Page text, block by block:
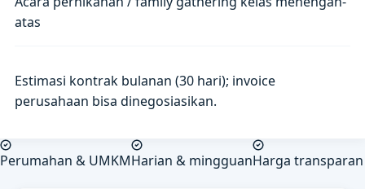
atas
Estimasi kontrak bulanan (30 hari); invoice
perusahaan bisa dinegosiasikan.
Perumahan & UMKMHarian & mingguanHarga transparan